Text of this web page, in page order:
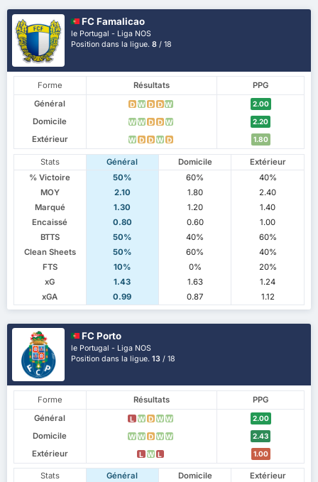
FC Famalicao
le Portugal - Liga NOS
Position dans la ligue.8 / 18
Forme Résultats
PPG
Général
D W D D W 2.00
Domicile W W D D W 2.20
Extérieur W D D W D 1.80
Stats Général Domicile
Extérieur
% Victoire
50% 60%
40%
MOY
2.10 1.80
2.40
Marqué
1.30 1.20
1.40
Encaissé
0.80 0.60
1.00
BTTS
50% 40%
60%
Clean Sheets
50% 60%
40%
FTS
10% 0%
20%
xG
1.43 1.63
1.24
xGA
0.99 0.87 1.12
FC Porto
le Portugal - Liga NOS
Position dans la ligue.13 / 18
Forme Résultats
PPG
Général
L W D W W 2.00
Domicile W W D W W 2.43
Extérieur L W L 1.00
Stats Général Domicile
Extérieur